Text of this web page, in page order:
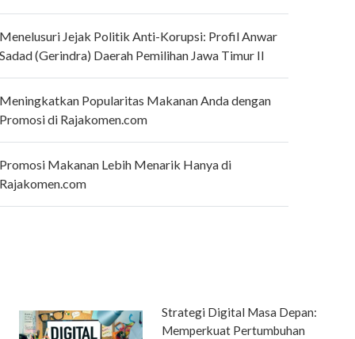
Jejak Politik Anti-Korupsi: Profil Anwar
(Gerindra) Daerah Pemilihan Jawa Timur II
Popularitas Makanan Anda dengan
di Rajakomen.com
Makanan Lebih Menarik Hanya di
Strategi Digital Masa Depan:
Memperkuat Pertumbuhan